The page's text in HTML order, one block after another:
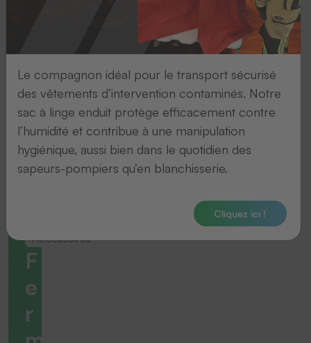
Accessoires
F
e
r
Le compagnon idéal pour le transport sécurisé
des vêtements d’intervention contaminés. Notre
sac à linge enduit protège efficacement contre
l’humidité et contribue à une manipulation
hygiénique, aussi bien dans le quotidien des
sapeurs-pompiers qu’en blanchisserie.
Cliquez ici !